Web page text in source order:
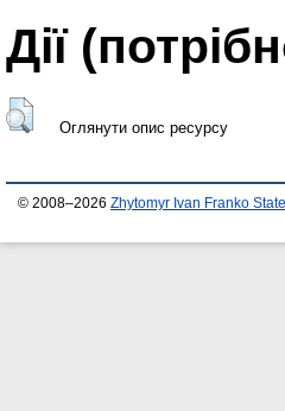
Дії
Оглянути опис ресурсу
© 2008–2026 Zhytomyr Ivan Franko